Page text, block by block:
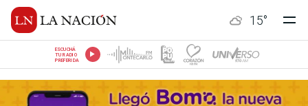
15°
ESCUCHÁ
TU RADIO
PREFERIDA